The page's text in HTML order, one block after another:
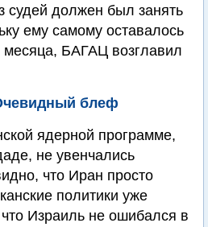
судей должен был занять
ему самому оставалось
месяца, БАГАЦ возглавил
блеф
ядерной программе,
не увенчались
что Иран просто
политики уже
что Израиль не ошибался в